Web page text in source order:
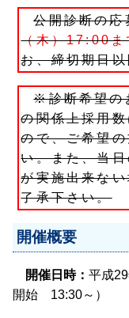
公開診断の応
（木）17:00ま
お、締切期日
※診断希望の
の関係上採用
ので、ご希望
い。また、当
が実施出来な
了承下さい。
開催概要
開催日時： 平成
開始 13:30～）